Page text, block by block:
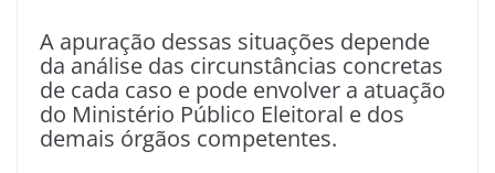
A apuração dessas situações depende
da análise das circunstâncias concretas
de cada caso e pode envolver a atuação
do Ministério Público Eleitoral e dos
demais órgãos competentes.